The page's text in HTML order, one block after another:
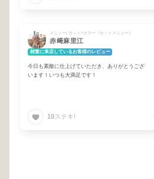
メニュー/ カット+カラー《セットメニュー》
赤﨑麻里江
頻繁に来店しているお客様のレビュー
今日も素敵に仕上げていただき、ありがとうござ
います！いつも大満足です！
10ステキ!